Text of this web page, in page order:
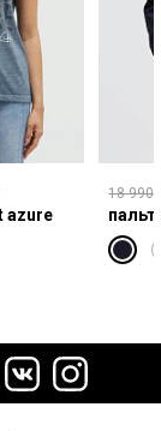
azure
18 990